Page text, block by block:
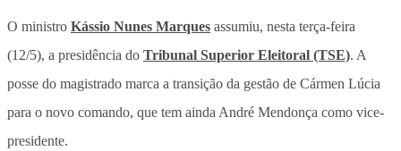
O ministro Kássio Nunes Marques assumiu, nesta terça-feira
(12/5), a presidência do Tribunal Superior Eleitoral (TSE). A
posse do magistrado marca a transição da gestão de Cármen Lúcia
para o novo comando, que tem ainda André Mendonça como vice-
presidente.